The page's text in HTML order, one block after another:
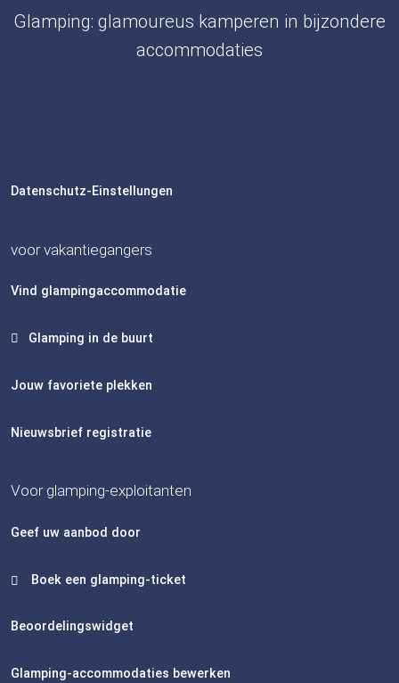
Glamping: glamoureus kamperen in bijzondere
accommodaties
Datenschutz-Einstellungen
voor vakantiegangers
Vind glampingaccommodatie
Glamping in de buurt
Jouw favoriete plekken
Nieuwsbrief registratie
Voor glamping-exploitanten
Geef uw aanbod door
Boek een glamping-ticket
Beoordelingswidget
Glamping-accommodaties bewerken